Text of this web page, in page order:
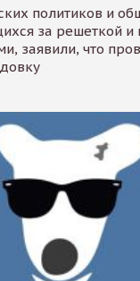
политиков и
за решеткой
заявили, что